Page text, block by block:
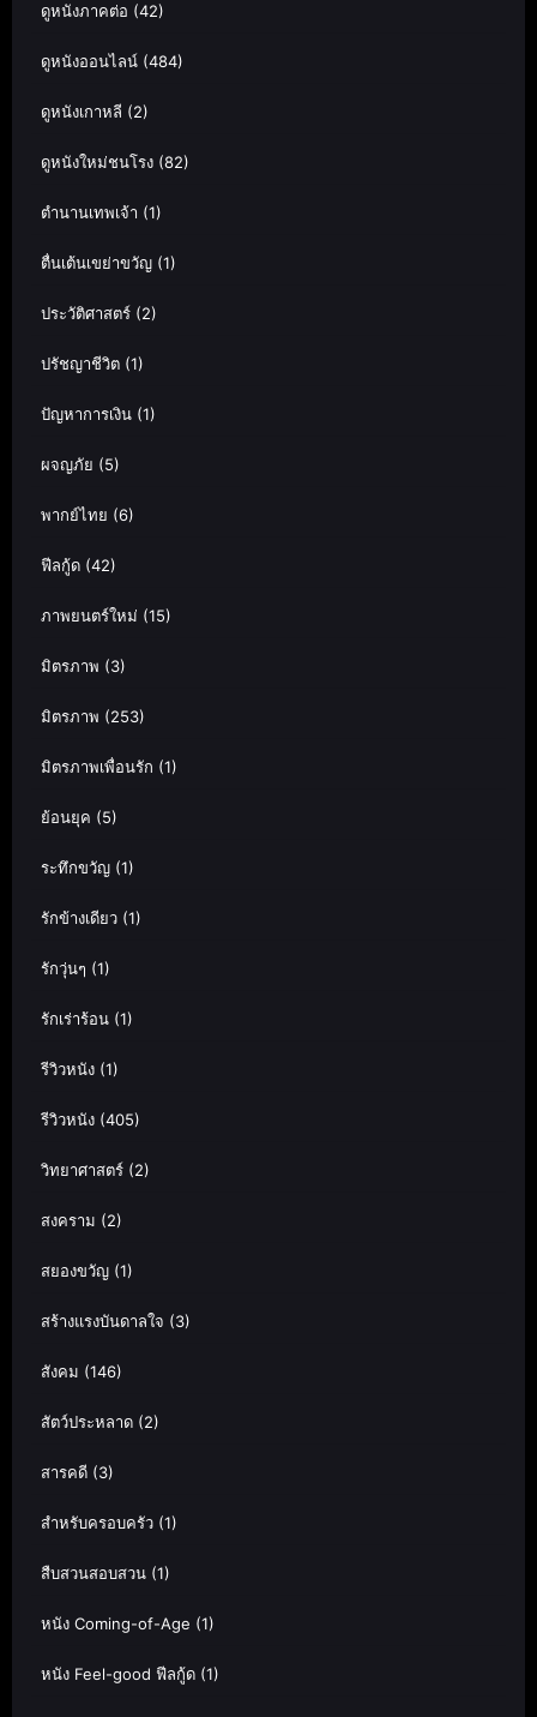
ดูหนังภาคต่อ (42)
ดูหนังออนไลน์ (484)
ดูหนังเกาหลี (2)
ดูหนังใหม่ชนโรง (82)
ตำนานเทพเจ้า (1)
ตื่นเต้นเขย่าขวัญ (1)
ประวัติศาสตร์ (2)
ปรัชญาชีวิต (1)
ปัญหาการเงิน (1)
ผจญภัย (5)
พากย์ไทย (6)
ฟีลกู้ด (42)
ภาพยนตร์ใหม่ (15)
มิตรภาพ (3)
มิตรภาพ (253)
มิตรภาพเพื่อนรัก (1)
ย้อนยุค (5)
ระทึกขวัญ (1)
รักข้างเดียว (1)
รักวุ่นๆ (1)
รักเร่าร้อน (1)
รีวิวหนัง (1)
รีวิวหนัง (405)
วิทยาศาสตร์ (2)
สงคราม (2)
สยองขวัญ (1)
สร้างแรงบันดาลใจ (3)
สังคม (146)
สัตว์ประหลาด (2)
สารคดี (3)
สำหรับครอบครัว (1)
สืบสวนสอบสวน (1)
หนัง Coming-of-Age (1)
หนัง Feel-good ฟีลกู้ด (1)